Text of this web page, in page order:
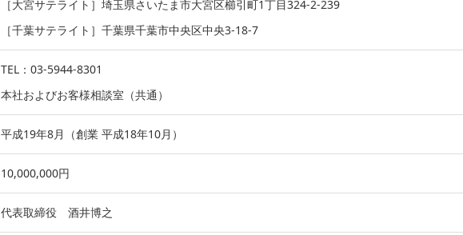
［大宮サテライト］埼玉県さいたま市大宮区櫛引町1丁目324-2-239
［千葉サテライト］千葉県千葉市中央区中央3-18-7
TEL：03-5944-8301
本社およびお客様相談室（共通）
平成19年8月（創業 平成18年10月）
10,000,000円
代表取締役 酒井博之